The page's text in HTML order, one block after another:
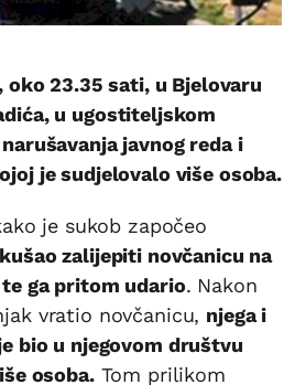
oko 23.35 sati, u Bjelovaru
u ugostiteljskom
javnog reda i
je sudjelovalo više osoba.
je sukob započeo
zalijepiti novčanicu na
ga pritom udario. Nakon
vratio novčanicu, njega i
bio u njegovom društvu
osoba.Tom prilikom